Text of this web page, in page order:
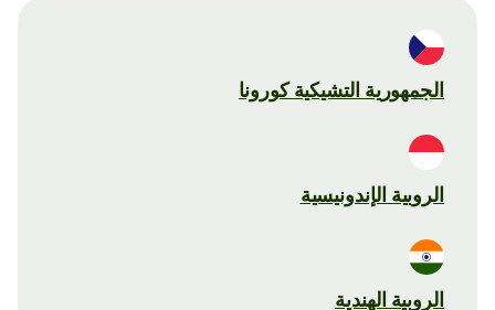
الجمهورية التشيكية كورونا
الروبية الإندونيسية
الروبية الهندية